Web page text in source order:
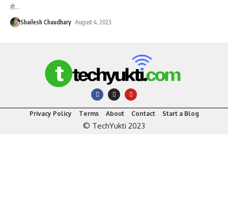
हो…
Shailesh Chaudhary August 4, 2023
Privacy Policy Terms About Contact Start a Blog
© TechYukti 2023